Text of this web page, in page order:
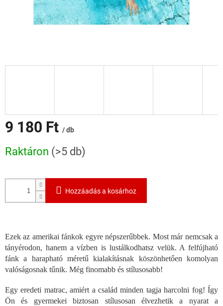
9 180 Ft / db
Raktáron (>5 db)
Hozzáadás a kosárhoz
Ezek az amerikai fánkok egyre népszerűbbek. Most már nemcsak a
tányérodon, hanem a vízben is lustálkodhatsz velük. A felfújható
fánk a harapható méretű kialakításnak köszönhetően komolyan
valóságosnak tűnik. Még finomabb és stílusosabb!
Egy eredeti matrac, amiért a család minden tagja harcolni fog! Így
Ön és gyermekei biztosan stílusosan élvezhetik a nyarat a